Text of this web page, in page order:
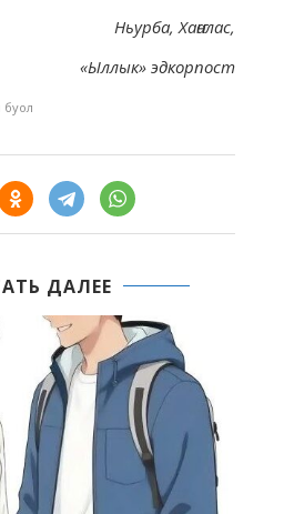
Ньурба, Хаҥалас,
«Ыллык» эдкорпост
буол
ДАЛЕЕ